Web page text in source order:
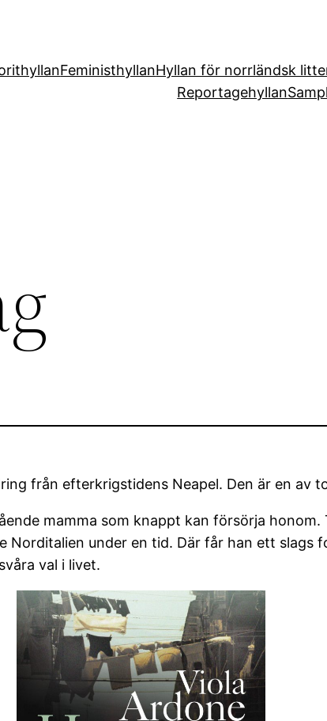
FeministhyllanHyllan för norrländsk
Reportagehyllan
från efterkrigstidens Neapel. Den är en av
mamma som knappt kan försörja
Norditalien under en tid. Där får han ett
val i livet.